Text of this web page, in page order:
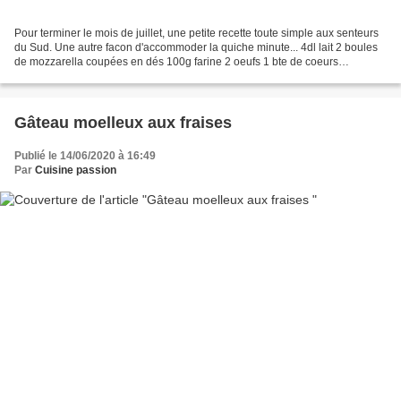
Pour terminer le mois de juillet, une petite recette toute simple aux senteurs
du Sud. Une autre facon d'accommoder la quiche minute... 4dl lait 2 boules
de mozzarella coupées en dés 100g farine 2 oeufs 1 bte de coeurs
Gâteau moelleux aux fraises
Publié le 14/06/2020 à 16:49
Par Cuisine passion